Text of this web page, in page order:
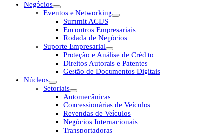
Negócios
Eventos e Networking
Summit ACIJS
Encontros Empresariais
Rodada de Negócios
Suporte Empresarial
Proteção e Análise de Crédito
Direitos Autorais e Patentes
Gestão de Documentos Digitais
Núcleos
Setoriais
Automecânicas
Concessionárias de Veículos
Revendas de Veículos
Negócios Internacionais
Transportadoras